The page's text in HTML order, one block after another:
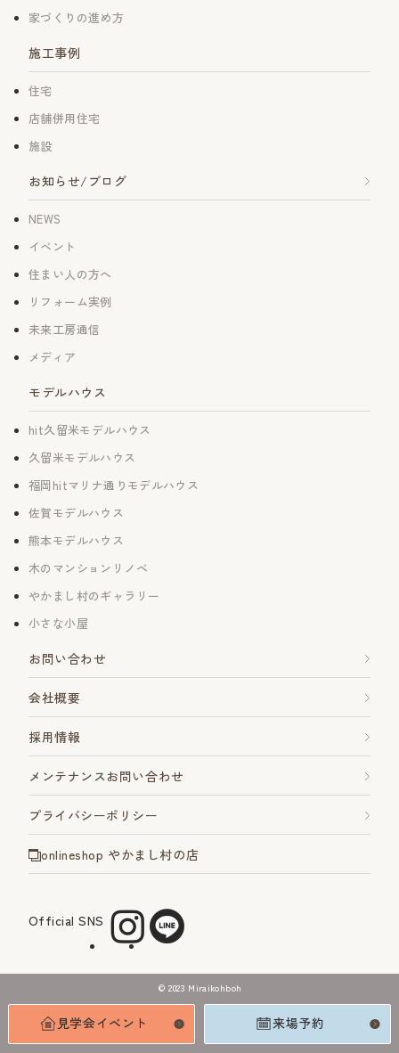
家づくりの進め方
施工事例
住宅
店舗併用住宅
施設
お知らせ/ブログ
NEWS
イベント
住まい人の方へ
リフォーム実例
未来工房通信
メディア
モデルハウス
hit久留米モデルハウス
久留米モデルハウス
福岡hitマリナ通りモデルハウス
佐賀モデルハウス
熊本モデルハウス
木のマンションリノベ
やかまし村のギャラリー
小さな小屋
お問い合わせ
会社概要
採用情報
メンテナンスお問い合わせ
プライバシーポリシー
onlineshop やかまし村の店
Official SNS
©︎ 2023 Miraikohboh
見学会イベント 来場予約